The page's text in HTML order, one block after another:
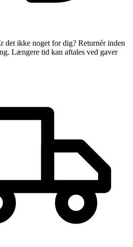
det ikke noget for dig? Returnér inden
Længere tid kan aftales ved gaver